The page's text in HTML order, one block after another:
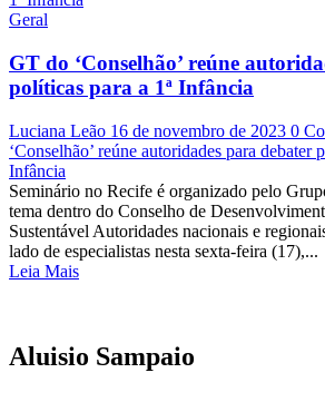
Geral
GT do ‘Conselhão’ reúne
políticas para a 1ª Infância
Luciana Leão 16 de novembro de 2023 0
‘Conselhão’ reúne autoridades para debater
Infância
Seminário no Recife é organizado pelo
tema dentro do Conselho de
Sustentável Autoridades nacionais e
lado de especialistas nesta sexta-feira (17),...
Leia Mais
Aluisio Sampaio